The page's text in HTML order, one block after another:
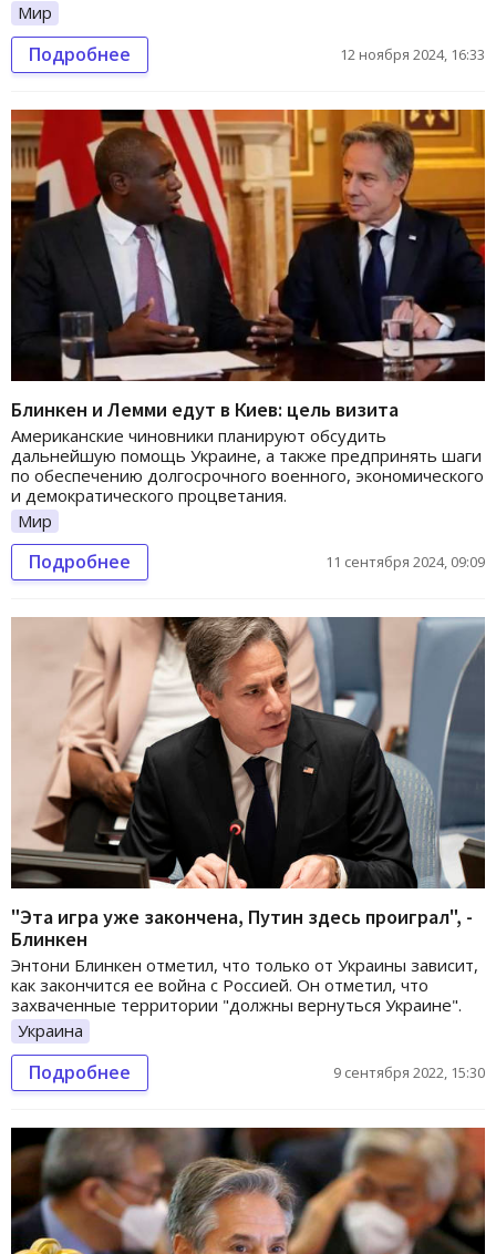
Мир
Подробнее 12 ноября 2024, 16:33
Блинкен и Лемми едут в Киев: цель визита
Американские чиновники планируют обсудить
дальнейшую помощь Украине, а также предпринять шаги
по обеспечению долгосрочного военного, экономического
и демократического процветания.
Мир
Подробнее 11 сентября 2024, 09:09
"Эта игра уже закончена, Путин здесь проиграл", -
Блинкен
Энтони Блинкен отметил, что только от Украины зависит,
как закончится ее война с Россией. Он отметил, что
захваченные территории "должны вернуться Украине".
Украина
Подробнее 9 сентября 2022, 15:30